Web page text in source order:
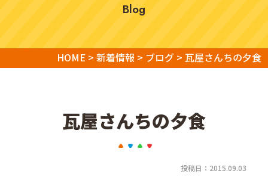
blog
HOME > 新着情報> ブログ> 瓦屋さんちの夕食
瓦屋さんちの夕食
投稿日：2015.09.03